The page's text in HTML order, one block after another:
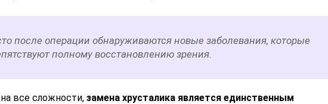
после операции обнаруживаются новые заболевания, которые
полному восстановлению зрения.
все сложности, замена хрусталика является единственным